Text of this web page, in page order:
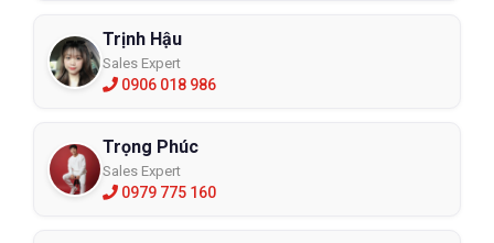
Trịnh Hậu
Sales Expert
0906 018 986
Trọng Phúc
Sales Expert
0979 775 160